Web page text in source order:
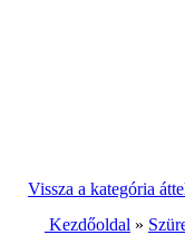
Vissza a kategória
Kezdőoldal »